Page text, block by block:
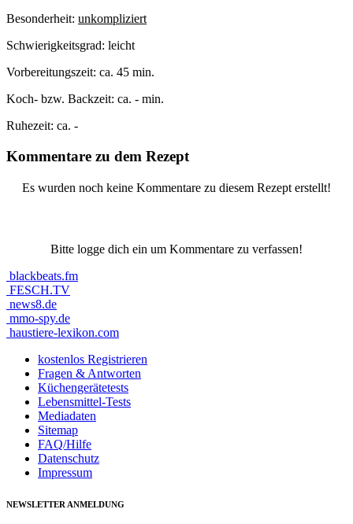
Besonderheit: unkompliziert
Schwierigkeitsgrad: leicht
Vorbereitungszeit: ca. 45 min.
Koch- bzw. Backzeit: ca. - min.
Ruhezeit: ca. -
Kommentare zu dem Rezept
Es wurden noch keine Kommentare zu diesem Rezept erstellt!
Bitte logge dich ein um Kommentare zu verfassen!
blackbeats.fm
FESCH.TV
news8.de
mmo-spy.de
haustiere-lexikon.com
kostenlos Registrieren
Fragen & Antworten
Küchengerätetests
Lebensmittel-Tests
Mediadaten
Sitemap
FAQ/Hilfe
Datenschutz
Impressum
NEWSLETTER ANMELDUNG